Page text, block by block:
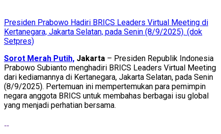
Presiden Prabowo Hadiri BRICS Leaders Virtual Meeting di
Kertanegara, Jakarta Selatan, pada Senin (8/9/2025). (dok
Setpres)
Sorot Merah Putih, Jakarta – Presiden Republik Indonesia
Prabowo Subianto menghadiri BRICS Leaders Virtual Meeting
dari kediamannya di Kertanegara, Jakarta Selatan, pada Senin
(8/9/2025). Pertemuan ini mempertemukan para pemimpin
negara anggota BRICS untuk membahas berbagai isu global
yang menjadi perhatian bersama.